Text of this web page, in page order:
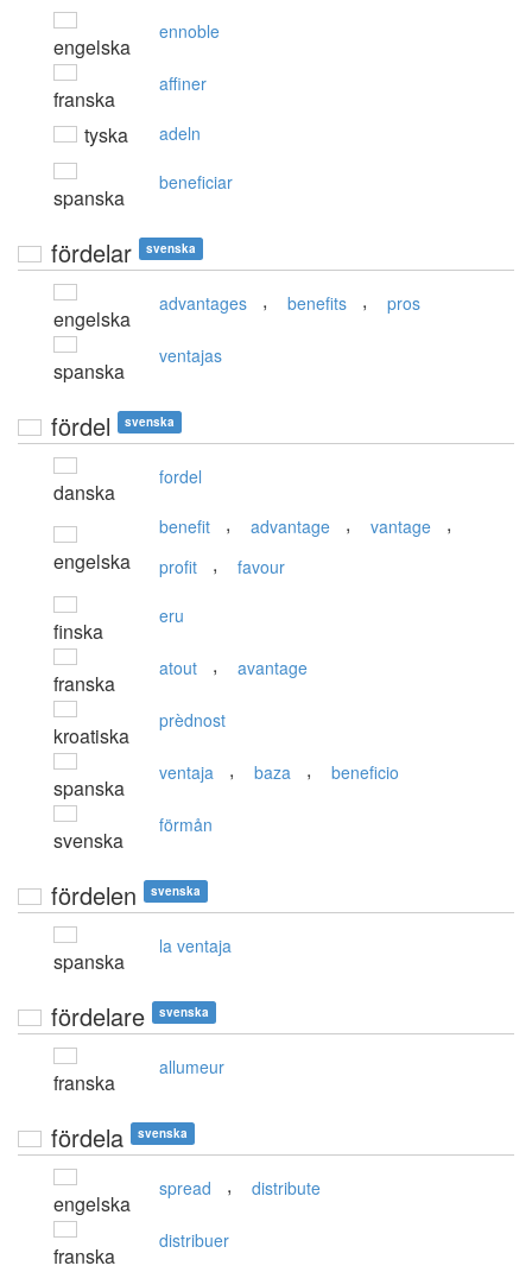
engelska
ennoble
franska
affiner
tyska adeln
spanska
beneficiar
fördelar svenska
engelska
advantages , benefits , pros
spanska
ventajas
fördel svenska
danska
fordel
engelska
benefit , advantage , vantage ,
profit , favour
finska
eru
franska
atout , avantage
kroatiska
prèdnost
spanska
ventaja , baza , beneficio
svenska
förmån
fördelen svenska
spanska
la ventaja
fördelare svenska
franska
allumeur
fördela svenska
engelska
spread , distribute
franska
distribuer